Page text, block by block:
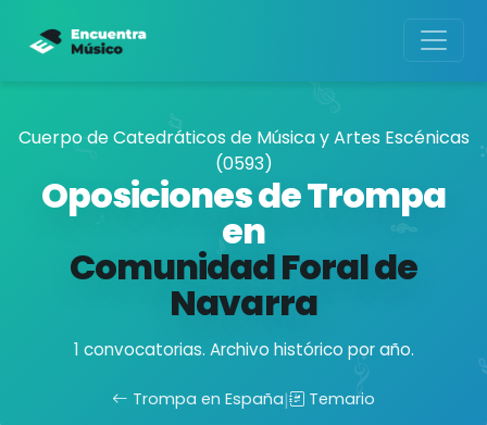
Cuerpo de Catedráticos de Música y Artes Escénicas
(0593)
Oposiciones de Trompa
en
Comunidad Foral de
Navarra
1 convocatorias. Archivo histórico por año.
Trompa en España| Temario